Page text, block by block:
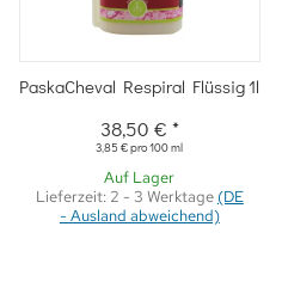
PaskaCheval Respiral Flüssig 1l
38,50 € *
3,85 € pro 100 ml
Auf Lager
Lieferzeit: 2 - 3 Werktage (DE
- Ausland abweichend)